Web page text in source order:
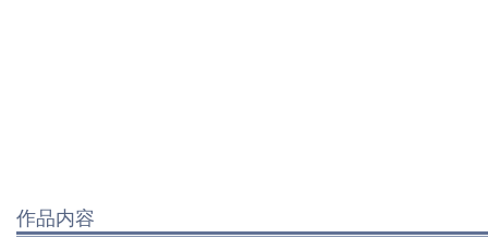
作品内容